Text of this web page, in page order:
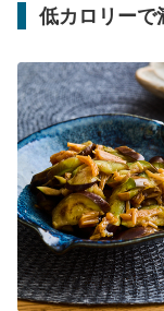
低カロリーで